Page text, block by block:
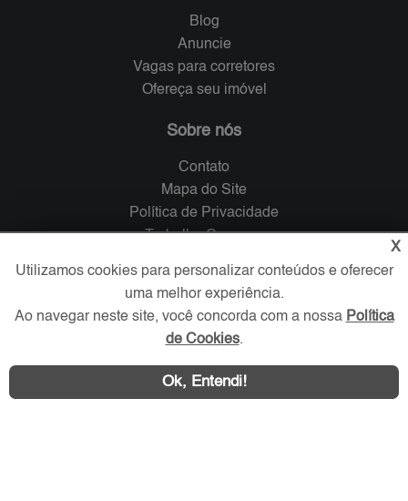
Blog
Anuncie
Vagas para corretores
Ofereça seu imóvel
Sobre nós
Contato
Mapa do Site
Política de Privacidade
Trabalhe Conosco
Verificada por
Redes Sociais
X
Utilizamos cookies para personalizar conteúdos e oferecer
uma melhor experiência.
Ao navegar neste site, você concorda com a nossa Política
de Cookies.
Ok, Entendi!